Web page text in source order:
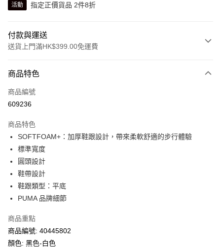
活動 指定正價貨品 2件8折
付款與運送
送貨上門滿HK$399.00免運費
信用卡
線上付款
Alipay, PayMe, WeChat Pay, UnionPay, FPS
送貨方式
單筆訂單淨值滿$399可享免運費優惠
每筆HK$30.00，滿HK$399.00或以上免運費
滿$599可享澳門免運費優惠
商品特色
商品編號
609236
商品特色
SOFTFOAM+：加厚鞋跟設計，帶來柔軟舒適的步行體驗
標準寬度
圓頭設計
鞋帶設計
鞋跟類型：平底
PUMA 品牌細節
商品重點
商品編號: 40445802
顏色: 黑色-白色